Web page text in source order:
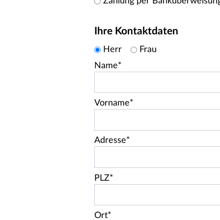
Ihre Kontaktdaten
Herr
Frau
Name*
Vorname*
Adresse*
PLZ*
Ort*